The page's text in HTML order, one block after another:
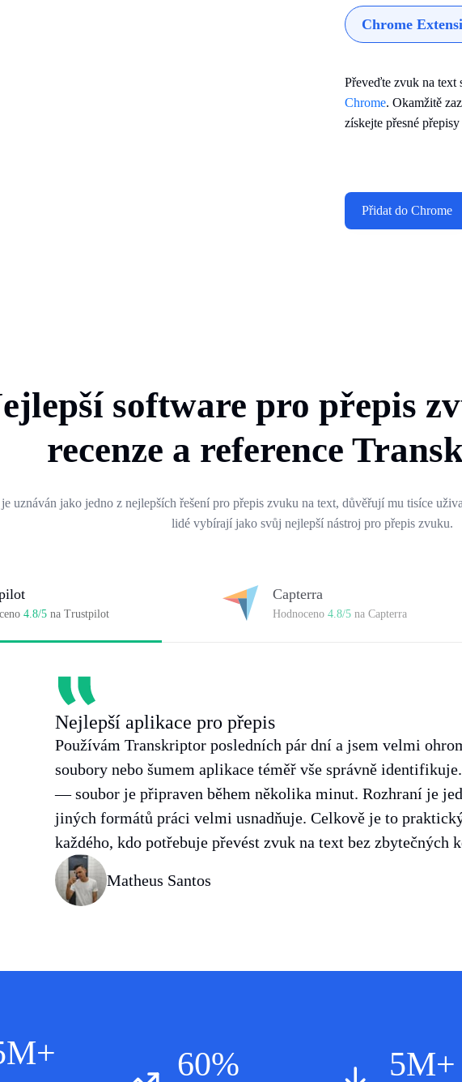
Chrome
Převeďte zvuk na text
Chrome. Okamžitě
získejte přesné
Přidat do Chrome
software pro přepis
recenze a reference
uznáván jako jedno z nejlepších řešení pro přepis zvuku na text, důvěřují mu tisíce
lidé vybírají jako svůj nejlepší nástroj pro přepis zvuku.
4.8/5na Trustpilot
Capterra
Hodnoceno 4.8/5na Capterra
Nejlepší aplikace pro přepis
Používám Transkriptor posledních pár dní a jsem velmi
soubory nebo šumem aplikace téměř vše správně
— soubor je připraven během několika minut. Rozhraní je
jiných formátů práci velmi usnadňuje. Celkově je to
každého, kdo potřebuje převést zvuk na text bez zbytečných
Matheus Santos
60% 5M+